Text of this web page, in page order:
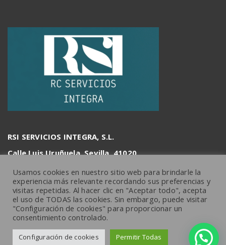
RSI SERVICIOS INTEGRA, S.L.
Calle Luis Uruñuela, Sevilla, 41020
Copyright © 2026 rcserviciosintegra.es |
Usamos cookies en nuestro sitio web para brindarle la
experiencia más relevante recordando sus preferencias y
visitas repetidas. Al hacer clic en "Aceptar todo", acepta
el uso de TODAS las cookies. Sin embargo, puede visitar
"Configuración de cookies" para proporcionar un
consentimiento controlado.
Configuración de cookies Permitir Todas